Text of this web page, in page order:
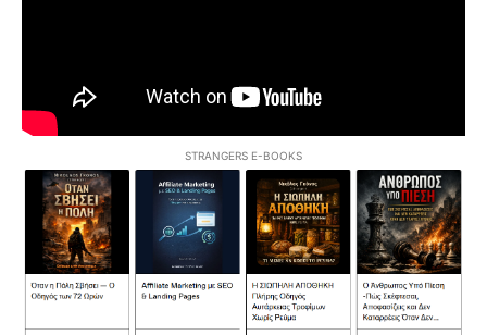
STRANGERS E-BOOKS